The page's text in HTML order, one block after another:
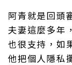
阿青就是回頭
夫妻這麼多年
也很支持，如
他把個人隱私